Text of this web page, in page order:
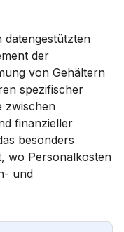
datengestützten
der
von Gehältern
spezifischer
zwischen
finanzieller
besonders
wo Personalkosten
und